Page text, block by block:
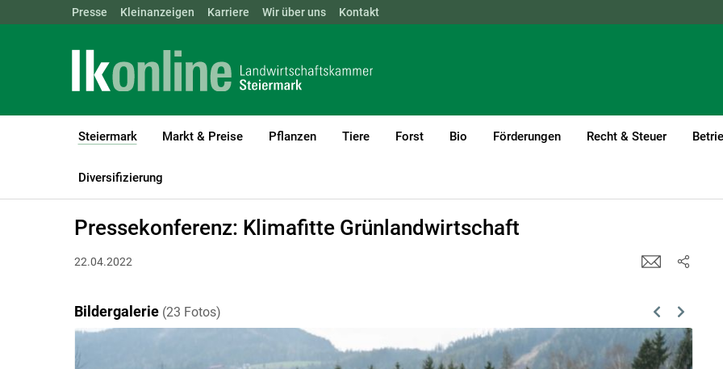
Landwirtschaftskammern: ÖSTERREICH BGLD KTN NÖ
Presse Kleinanzeigen Karriere Wir über uns Kontakt
Steiermark
(current)1
Markt & Preise Pflanzen Tiere Forst Bio Förderungen Recht & Steuer
Diversifizierung
LK Steiermark Steiermark
Pressekonferenz: Klimafitte Grünlandwirtschaft
22.04.2022
Bildergalerie (23 Fotos) Previous
Next